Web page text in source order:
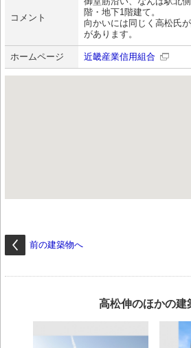
コメント
階・地下1階建て。
向かいには同じく高松氏
があります。
ホームページ 近畿産業信用組合
前の建築物へ
高松伸のほかの建